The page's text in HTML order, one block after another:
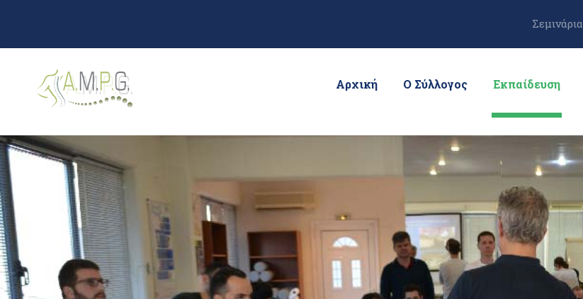
Σεμινάρια
Αρχική Ο Σύλλογος Εκπαίδευση